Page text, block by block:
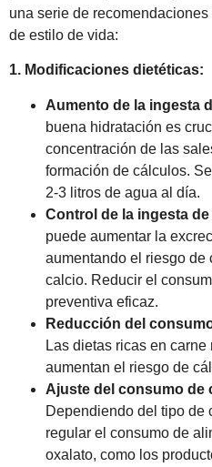
una serie de
de estilo de vida:
1. Modificaciones dietéticas:
Aumento de la ingesta
buena hidratación es
concentración de las
formación de cálculos.
2-3 litros de agua al día.
Control de la ingesta
puede aumentar la
aumentando el riesgo de
calcio. Reducir el
preventiva eficaz.
Reducción del
Las dietas ricas en
aumentan el riesgo de
Ajuste del consumo de
Dependiendo del tipo de
regular el consumo de
oxalato, como los